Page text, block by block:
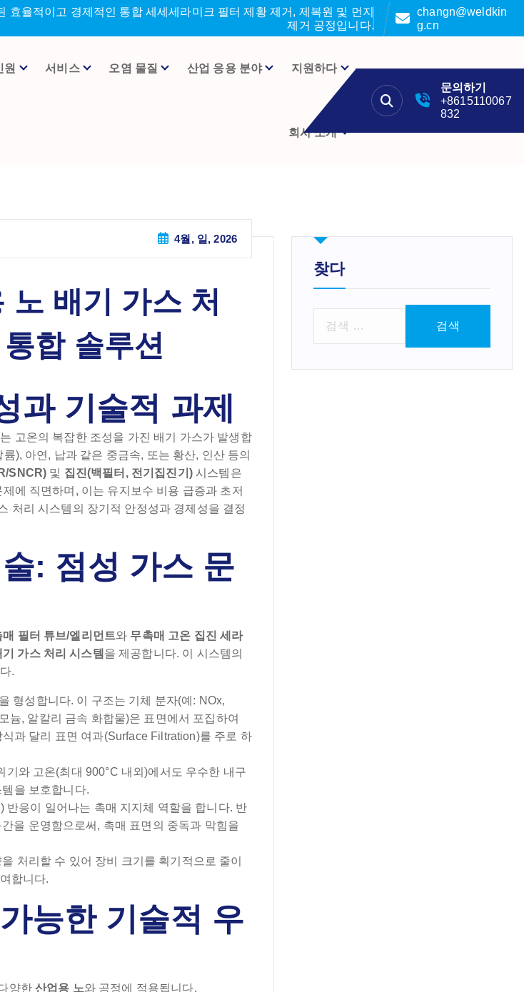
효율적이고 경제적인 통합 세세세라미크 필터 제황 제거, 제복원 및 먼지
제거 공정입니다.
changn@weldkin
g.cn
원 서비스 오염 물질 산업 응용 분야 지원하다
회사 소개
문의하기
+8615110067
832
4월, 일, 2026
배기 가스 처
합 솔루션
과 기술적 과제
고온의 복잡한 조성을 가진 배기 가스가 발생합
), 아연, 납과 같은 중금속, 또는 황산, 인산 등의
SNCR) 및 집진(백필터, 전기집진기)시스템은
에 직면하며, 이는 유지보수 비용 급증과 초저
처리 시스템의 장기적 안정성과 경제성을 결정
: 점성 가스 문
필터 튜브/엘리먼트와 무촉매 고온 집진 세라
가스 처리 시스템 을 제공합니다. 이 시스템의
.
형성합니다. 이 구조는 기체 분자(예: NOx,
늄, 알칼리 금속 화합물)은 표면에서 포집하여
과 달리 표면 여과(Surface Filtration)를 주로 하
와 고온(최대 900°C 내외)에서도 우수한 내구
을 보호합니다.
반응이 일어나는 촉매 지지체 역할을 합니다. 반
을 운영함으로써, 촉매 표면의 중독과 막힘을
처리할 수 있어 장비 크기를 획기적으로 줄이
합니다.
능한 기술적 우
양한산업용 노와 공정에 적용됩니다.
찾다